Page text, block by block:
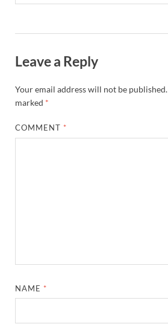
Leave a Reply
Your email address will not be published.
marked *
COMMENT *
NAME *